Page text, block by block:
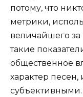
потому, что
метрики,
величайшего за
такие
общественное
характер